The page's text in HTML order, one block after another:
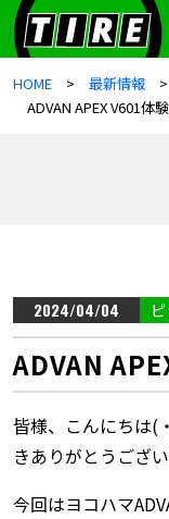
HOME 最新情報
2024/04/04
ADVAN
皆様、こんにちは
きありがとうござい
今回はヨコハマ